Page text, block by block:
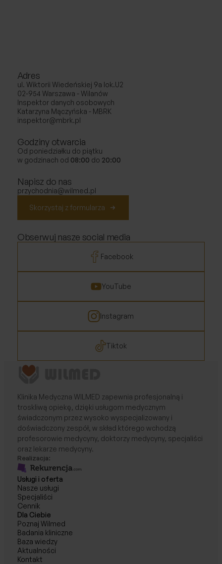
Adres
ul. Wiktorii Wiedeńskiej 9a lok.U2
02-954 Warszawa - Wilanów
Inspektor danych osobowych
Katarzyna Mączyńska - MBRK
inspektor@mbrk.pl
Godziny otwarcia
Od poniedziałku do piątku
w godzinach od 08:00 do 20:00
Napisz do nas
przychodnia@wilmed.pl
Skorzystaj z formularza
Obserwuj nasze social media
Facebook
YouTube
Instagram
Tiktok
Klinika Medyczna WILMED zapewnia profesjonalną i
troskliwą opiekę, dzięki usługom medycznym
świadczonym przez wysoko wyspecjalizowany i
doświadczony zespół, w skład którego wchodzą
profesorowie medycyny, doktorzy medycyny, specjaliści
oraz lekarze medycyny.
Realizacja:
Usługi i oferta
Nasze usługi
Specjaliści
Cennik
Dla Ciebie
Poznaj Wilmed
Badania kliniczne
Baza wiedzy
Aktualności
Kontakt